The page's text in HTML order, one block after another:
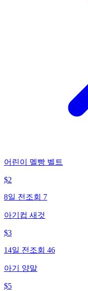
어린이 멜빵 벨트
$2
8일 전 조회 7
아기컵 새것
$3
14일 전 조회 46
아기 양말
$5